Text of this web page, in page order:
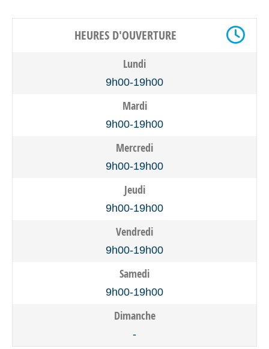
HEURES D'OUVERTURE
Lundi
9h00-19h00
Mardi
9h00-19h00
Mercredi
9h00-19h00
Jeudi
9h00-19h00
Vendredi
9h00-19h00
Samedi
9h00-19h00
Dimanche
-